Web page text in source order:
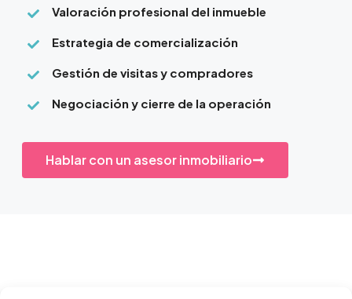
Valoración profesional del inmueble
Estrategia de comercialización
Gestión de visitas y compradores
Negociación y cierre de la operación
Hablar con un asesor inmobiliario